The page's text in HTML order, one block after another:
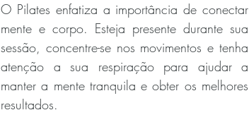
O Pilates enfatiza a importância de conectar
mente e corpo. Esteja presente durante sua
sessão, concentre-se nos movimentos e tenha
atenção a sua respiração para ajudar a
manter a mente tranquila e obter os melhores
resultados.